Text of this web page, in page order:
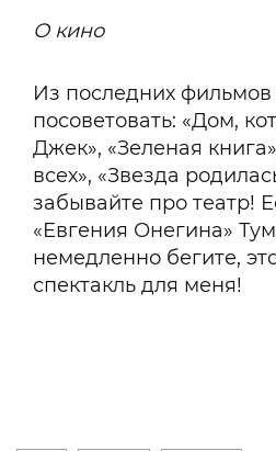
О кино
Из последних фильмов
посоветовать: «Дом,
Джек», «Зеленая
всех», «Звезда
забывайте про театр!
«Евгения Онегина»
немедленно бегите,
спектакль для меня!